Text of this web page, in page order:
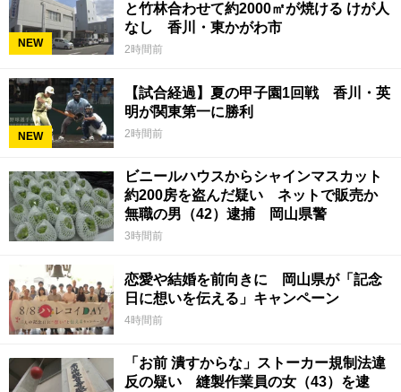
NEW
と竹林合わせて約2000㎡が焼ける けが人
なし 香川・東かがわ市
2時間前
NEW
【試合経過】夏の甲子園1回戦 香川・英
明が関東第一に勝利
2時間前
ビニールハウスからシャインマスカット
約200房を盗んだ疑い ネットで販売か
無職の男（42）逮捕 岡山県警
3時間前
恋愛や結婚を前向きに 岡山県が「記念
日に想いを伝える」キャンペーン
4時間前
「お前 潰すからな」ストーカー規制法違
反の疑い 縫製作業員の女（43）を逮